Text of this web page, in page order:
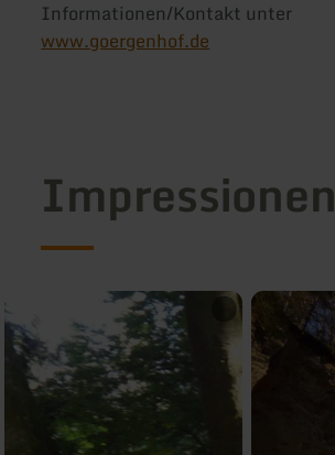
Informationen/Kontakt unter
www.goergenhof.de
Impressionen